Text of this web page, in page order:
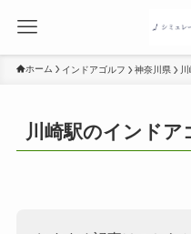
ホーム インドアゴルフ 神奈川県
川崎駅のインドア